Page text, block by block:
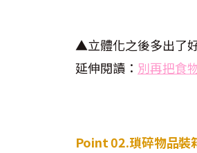
▲立體化之後多出了
延伸閱讀： 別再把食
Point 02.瑣碎物品裝